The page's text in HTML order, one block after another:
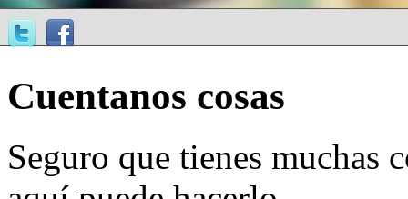
Cuentanos cosas
Seguro que tienes muchas